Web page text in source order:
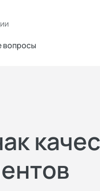
вопросы